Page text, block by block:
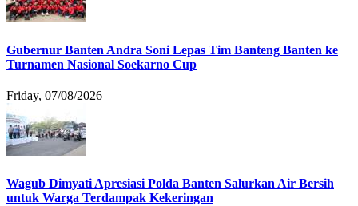
Gubernur Banten Andra Soni Lepas Tim Banteng Banten ke
Turnamen Nasional Soekarno Cup
Friday, 07/08/2026
Wagub Dimyati Apresiasi Polda Banten Salurkan Air Bersih
untuk Warga Terdampak Kekeringan